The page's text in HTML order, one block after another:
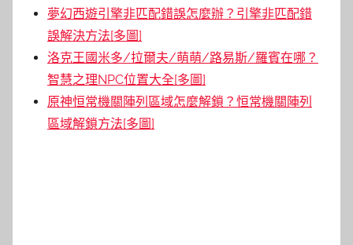
夢幻西遊引擎非匹配錯誤怎麼辦？引擎非匹配錯
誤解決方法[多圖]
洛克王國米多/拉爾夫/萌萌/路易斯/羅賓在哪？
智慧之理NPC位置大全[多圖]
原神恒常機關陣列區域怎麼解鎖？恒常機關陣列
區域解鎖方法[多圖]